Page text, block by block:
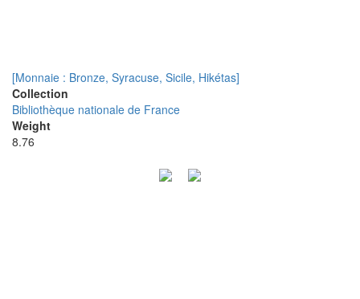
[Monnaie : Bronze, Syracuse, Sicile, Hikétas]
Collection
Bibliothèque nationale de France
Weight
8.76